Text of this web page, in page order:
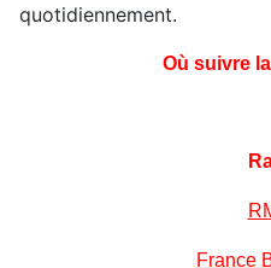
quotidiennement.
Où suivre
France